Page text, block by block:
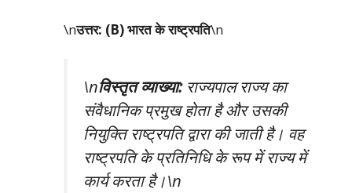
\nउत्तर: (B) भारत के राष्ट्रपति\n
\nविस्तृत व्याख्या:राज्यपाल राज्य का
संवैधानिक प्रमुख होता है और उसकी
नियुक्ति राष्ट्रपति द्वारा की जाती है। वह
राष्ट्रपति के प्रतिनिधि के रूप में राज्य में
कार्य करता है।\n